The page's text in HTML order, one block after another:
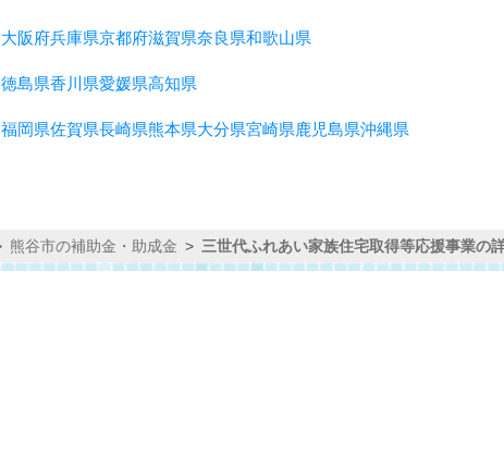
大阪府兵庫県京都府滋賀県奈良県和歌山県
徳島県香川県愛媛県高知県
福岡県佐賀県長崎県熊本県大分県宮崎県鹿児島県沖縄県
熊谷市の補助金・助成金 三世代ふれあい家族住宅取得等応援事業の